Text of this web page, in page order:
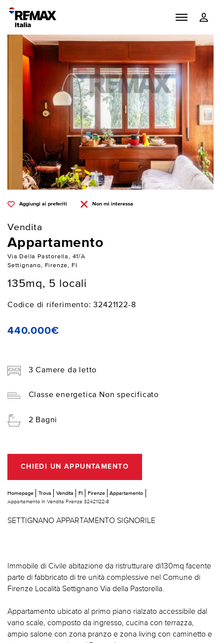
Aggiungi ai preferiti Non mi interessa
Vendita
Appartamento
Via Della Pastorella, 41/A
Settignano, Firenze, FI
135mq, 5 locali
Codice di riferimento: 32421122-8
440.000€
3 Camere da letto
Classe energetica Non specificato
2 Bagni
CHIEDI UN APPUNTAMENTO
Homepage Trova Vendita FI Firenze
Appartamento
Appartamento In Vendita Firenze 32421122-8
SETTIGNANO APPARTAMENTO SIGNORILE
Immobile di Civile abitazione da ristrutturare di130mq facente
parte di fabbricato di tre unità complessive nel Comune di
Firenze Località Settignano Via della Pastorella.
Appartamento ubicato al primo piano rialzato accessibile dal
vano scale, composto da ingresso, cucina con terrazza,
ampio salone con zona pranzo e zona living con caminetto e